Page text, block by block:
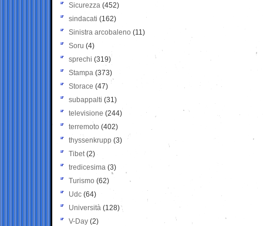
Sicurezza (452)
sindacati (162)
Sinistra arcobaleno (11)
Soru (4)
sprechi (319)
Stampa (373)
Storace (47)
subappalti (31)
televisione(244)
terremoto (402)
thyssenkrupp (3)
Tibet(2)
tredicesima (3)
Turismo (62)
Udc (64)
Università (128)
V-Day (2)